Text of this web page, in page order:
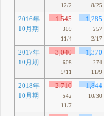
12/2
8/25
2016年
10月期
1,545
309
11/4
1,285
257
2/17
2017年
10月期
3,040
608
9/11
1,370
274
11/9
2018年
10月期
2,710
542
11/7
1,844
10/30